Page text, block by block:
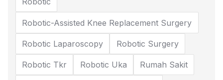
Robotic-Assisted Knee Replacement Surgery
Robotic Laparoscopy Robotic Surgery
Robotic Tkr Robotic Uka Rumah Sakit